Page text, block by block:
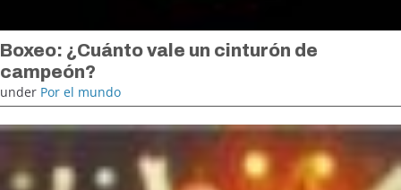
Boxeo: ¿Cuánto vale un cinturón de
campeón?
under Por el mundo